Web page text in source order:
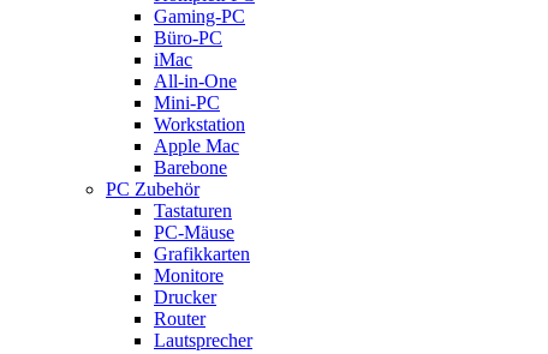
Gaming-PC
Büro-PC
iMac
All-in-One
Mini-PC
Workstation
Apple Mac
Barebone
PC Zubehör
Tastaturen
PC-Mäuse
Grafikkarten
Monitore
Drucker
Router
Lautsprecher